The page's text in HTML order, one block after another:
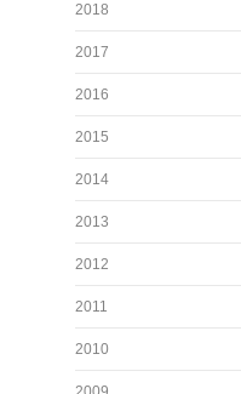
2018
2017
2016
2015
2014
2013
2012
2011
2010